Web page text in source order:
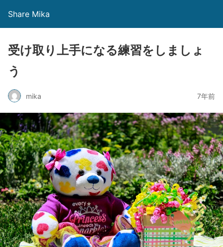
Share Mika
受け取り上手になる練習をしましょ
う
mika 7年前